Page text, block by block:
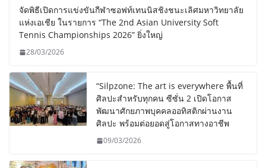
จัดพิธีเปิดการแข่งขันกีฬาซอฟท์เทนนิสชิงชนะเลิศมหาวิทยาลัย
แห่งเอเชีย ในรายการ “The 2nd Asian University Soft
Tennis Championships 2026” ยิ่งใหญ่
28/03/2026
“Silpzone: The art is everywhere พื้นที่
ศิลปะสำหรับทุกคน ซีซั่น 2 เปิดโอกาส
พัฒนาศักยภาพบุคคลออทิสติกผ่านงาน
ศิลปะ พร้อมต่อยอดสู่โอกาสทางอาชีพ
09/03/2026